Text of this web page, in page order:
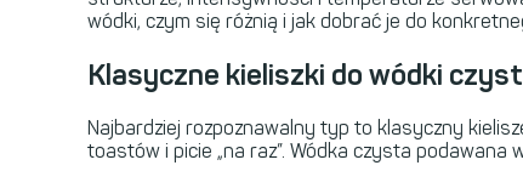
wódki, czym się różnią i jak dobrać je do
Klasyczne kieliszki do wódki
Najbardziej rozpoznawalny typ to klasyczny
toastów i picie „na raz”. Wódka czysta podawana